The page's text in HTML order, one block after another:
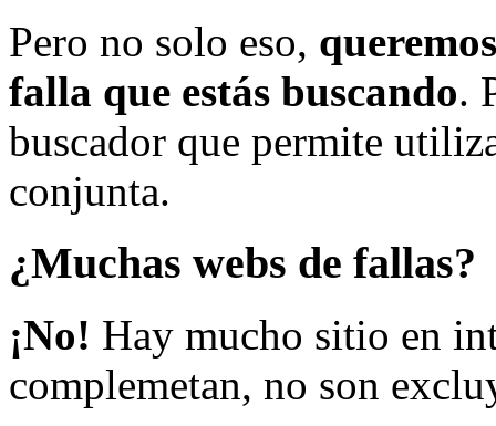
Pero no solo eso,
falla que estás buscando.
buscador que permite
conjunta.
¿Muchas webs de fallas?
¡No! Hay mucho sitio en
complemetan, no son